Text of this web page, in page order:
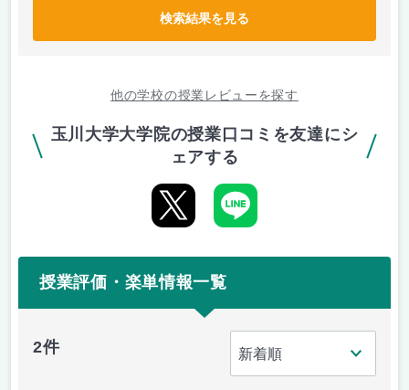
検索結果を見る
他の学校の授業レビューを探す
玉川大学大学院の授業口コミを友達にシ
ェアする
授業評価・楽単情報一覧
2件